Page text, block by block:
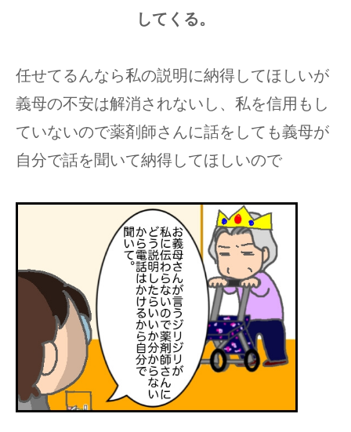
してくる。
任せてるんなら私の説明に納得してほしいが
義母の不安は解消されないし、私を信用もし
ていないので薬剤師さんに話をしても義母が
自分で話を聞いて納得してほしいので